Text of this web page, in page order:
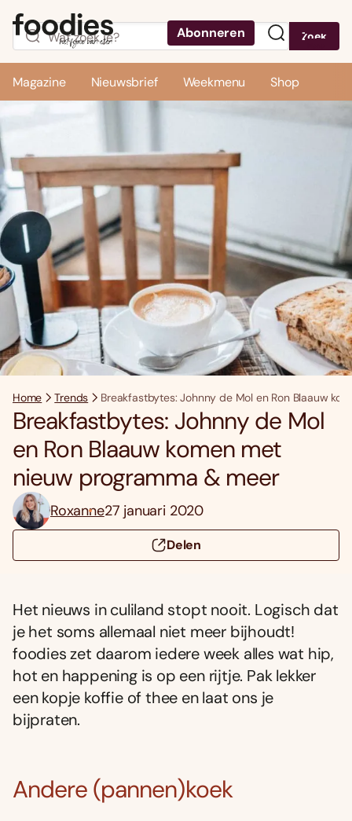
Abonneren Zoek
Magazine Nieuwsbrief Weekmenu Shop
Home Trends Breakfastbytes: Johnny de Mol en Ron Blaauw
Breakfastbytes: Johnny de Mol
en Ron Blaauw komen met
nieuw programma & meer
Roxanne27 januari 2020
Delen
Het nieuws in culiland stopt nooit. Logisch dat
je het soms allemaal niet meer bijhoudt!
foodies zet daarom iedere week alles wat hip,
hot en happening is op een rijtje. Pak lekker
een kopje koffie of thee en laat ons je
bijpraten.
Andere (pannen)koek